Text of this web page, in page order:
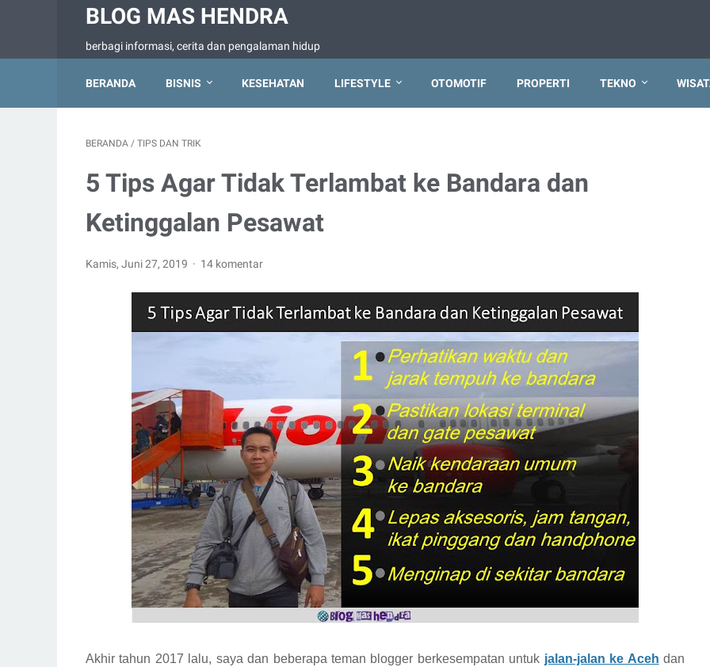
BLOG MAS HENDRA
berbagi informasi, cerita dan pengalaman hidup
BERANDA BISNIS KESEHATAN LIFESTYLE OTOMOTIF PROPERTI TEKNO
BERANDA / TIPS DAN TRIK
5 Tips Agar Tidak Terlambat ke Bandara dan
Ketinggalan Pesawat
Kamis, Juni 27, 2019 14 komentar
Akhir tahun 2017 lalu, saya dan beberapa teman blogger berkesempatan untuk jalan-jalan ke Aceh dan